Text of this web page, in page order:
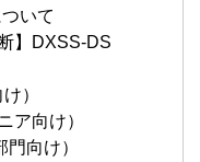
のため
スを開発するため
届けするため
し、全国平均値と
いて
】DXSS-DS
）
ア向け）
向け）